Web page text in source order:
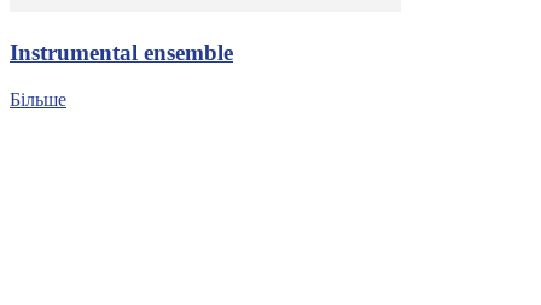
Іnstrumental ensemble
Більше